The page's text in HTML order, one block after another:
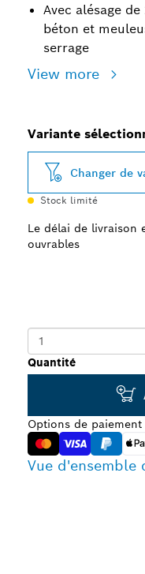
Avec alésage
béton et
serrage
View more
Variante
Changer de
Stock limité
Le délai de livraison
ouvrables
Quantité
Options de paiement
Vue d'ensemble